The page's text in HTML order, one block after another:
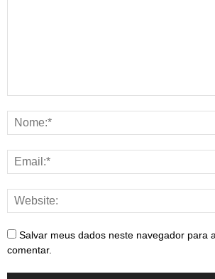
Salvar meus dados neste navegador para
comentar.